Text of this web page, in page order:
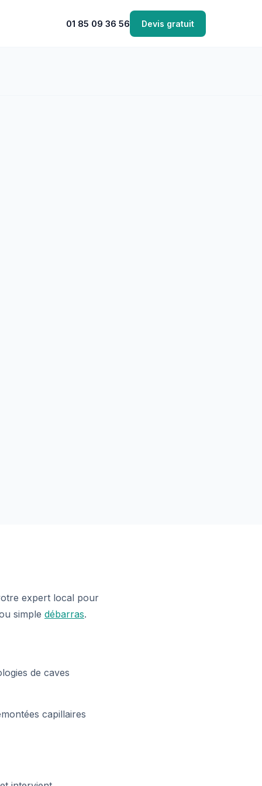
01 85 09 36 56 Devis gratuit
expert local pour
simple débarras.
de caves
capillaires